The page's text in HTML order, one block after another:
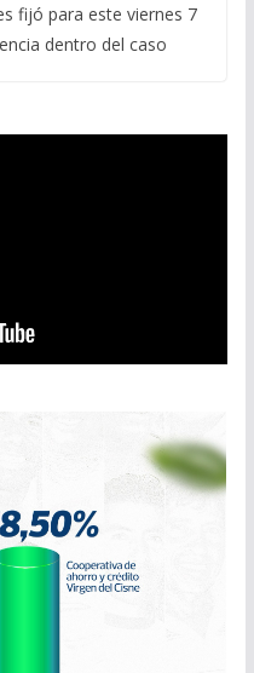
fijó para este viernes 7
dentro del caso